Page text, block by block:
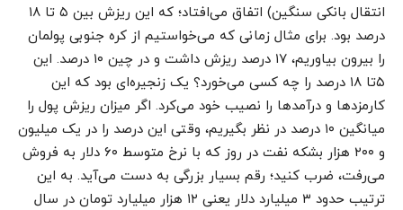
انتقال بانکی سنگین) اتفاق می‌افتاد؛ که این ریزش بین ۵ تا ۱۸
درصد بود. برای مثال زمانی که می‌خواستیم از کره جنوبی پولمان
را بیرون بیاوریم، ۱۷ درصد ریزش داشت و در چین ۱۰ درصد. این
۵تا ۱۸ درصد را چه کسی می‌خورد؟ یک زنجیره‌ای بود که این
کارمزدها و درآمدها را نصیب خود می‌کرد. اگر میزان ریزش پول را
میانگین ۱۰ درصد در نظر بگیریم، وقتی این درصد را در یک میلیون
و ۲۰۰ هزار بشکه نفت در روز که با نرخ متوسط ۶۰ دلار به فروش
می‌رفت، ضرب کنید؛ رقم بسیار بزرگی به دست می‌آید. به این
ترتیب حدود ۳ میلیارد دلار یعنی ۱۲ هزار میلیارد تومان در سال